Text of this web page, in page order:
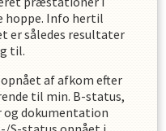
hoppe. Info hertil
er således resultater
til.
af afkom efter
til min. B-status,
og dokumentation